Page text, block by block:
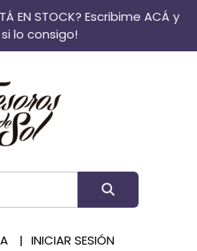
EN STOCK? Escribime ACÁ y
lo consigo!
INICIAR SESIÓN